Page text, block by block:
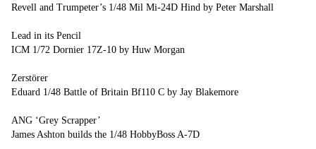
Revell and Trumpeter’s 1/48 Mil Mi-24D Hind by Peter Marshall
Lead in its Pencil
ICM 1/72 Dornier 17Z-10 by Huw Morgan
Zerstörer
Eduard 1/48 Battle of Britain Bf110 C by Jay Blakemore
ANG ‘Grey Scrapper’
James Ashton builds the 1/48 HobbyBoss A-7D